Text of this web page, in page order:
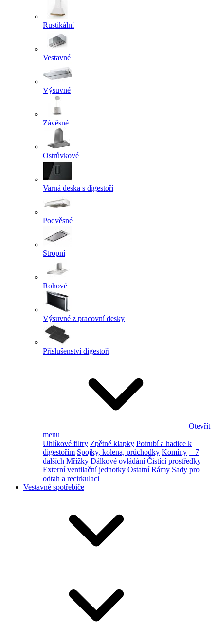
Rustikální
Vestavné
Výsuvné
Závěsné
Ostrůvkové
Varná deska s digestoří
Podvěsné
Stropní
Rohové
Výsuvné z pracovní desky
Příslušenství digestoří
Otevřít
menu
Uhlíkové filtry Zpětné klapky Potrubí a hadice k
digestořím Spojky, kolena, průchodky Komíny + 7
dalších Mřížky Dálkové ovládání Čistící prostředky
Externí ventilační jednotky Ostatní Rámy Sady pro
odtah a recirkulaci
Vestavné spotřebiče